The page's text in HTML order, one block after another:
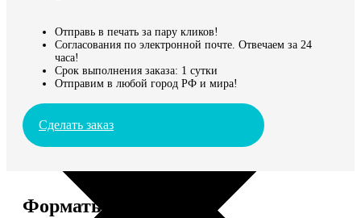
Отправь в печать за пару кликов!
Согласования по электронной почте. Отвечаем за 24
часа!
Срок выполнения заказа: 1 сутки
Отправим в любой город РФ и мира!
Сделать заказ
Форматы и цены